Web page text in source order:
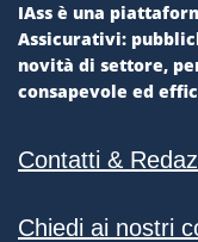
IAss è una
Assicurativi:
novità di settore,
consapevole ed
Contatti &
Chiedi ai nostri